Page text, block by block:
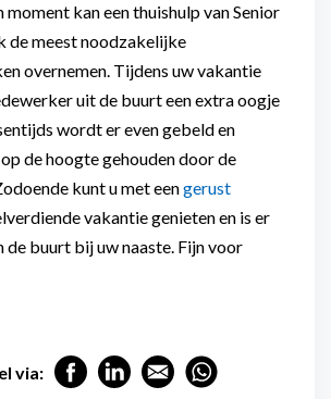
moment kan een thuishulp van Senior
de meest noodzakelijke
overnemen. Tijdens uw vakantie
uit de buurt een extra oogje
wordt er even gebeld en
de hoogte gehouden door de
kunt u met eengerust
vakantie genieten en is er
de buurt bij uw naaste. Fijn voor
via: